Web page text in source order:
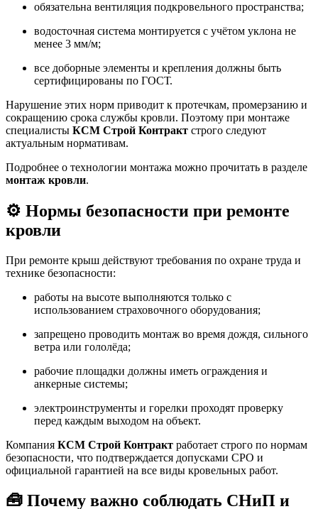
обязательна вентиляция подкровельного пространства;
водосточная система монтируется с учётом уклона не
менее 3 мм/м;
все доборные элементы и крепления должны быть
сертифицированы по ГОСТ.
Нарушение этих норм приводит к протечкам, промерзанию и
сокращению срока службы кровли. Поэтому при монтаже
специалисты КСМ Строй Контракт строго следуют
актуальным нормативам.
Подробнее о технологии монтажа можно прочитать в разделе
монтаж кровли.
⚙️ Нормы безопасности при ремонте
кровли
При ремонте крыш действуют требования по охране труда и
технике безопасности:
работы на высоте выполняются только с
использованием страховочного оборудования;
запрещено проводить монтаж во время дождя, сильного
ветра или гололёда;
рабочие площадки должны иметь ограждения и
анкерные системы;
электроинструменты и горелки проходят проверку
перед каждым выходом на объект.
Компания КСМ Строй Контракт работает строго по нормам
безопасности, что подтверждается допусками СРО и
официальной гарантией на все виды кровельных работ.
🧰 Почему важно соблюдать СНиП и